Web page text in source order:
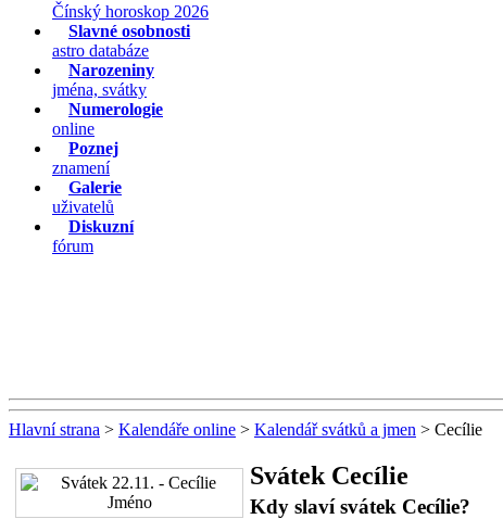
Čínský horoskop 2026
Slavné osobnosti
astro databáze
Narozeniny
jména, svátky
Numerologie
online
Poznej
znamení
Galerie
uživatelů
Diskuzní
fórum
Hlavní strana > Kalendáře online > Kalendář svátků a jmen > Cecílie
Svátek Cecílie
Kdy slaví svátek Cecílie?